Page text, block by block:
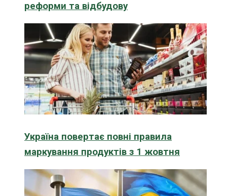
реформи та відбудову
Україна повертає повні правила
маркування продуктів з 1 жовтня